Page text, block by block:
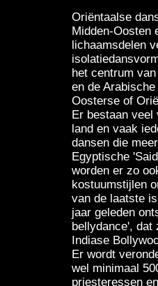
Oriëntaalse
Midden-Oosten
lichaamsdelen
het centrum
en de
Oosterse of
Er bestaan veel
land en vaak
dansen die
Egyptische
worden er zo
kostuumstijlen
van de laatste
jaar geleden
bellydance', dat
Indiase
Er wordt
wel minimaal
priesteressen